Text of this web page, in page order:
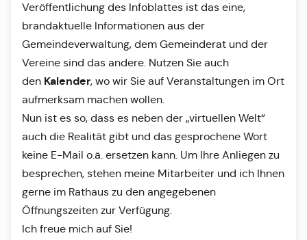
Veröffentlichung des Infoblattes ist das eine,
brandaktuelle Informationen aus der
Gemeindeverwaltung, dem Gemeinderat und der
Vereine sind das andere. Nutzen Sie auch
den Kalender, wo wir Sie auf Veranstaltungen im Ort
aufmerksam machen wollen.
Nun ist es so, dass es neben der „virtuellen Welt“
auch die Realität gibt und das gesprochene Wort
keine E-Mail o.ä. ersetzen kann. Um Ihre Anliegen zu
besprechen, stehen meine Mitarbeiter und ich Ihnen
gerne im Rathaus zu den angegebenen
Öffnungszeiten zur Verfügung.
Ich freue mich auf Sie!